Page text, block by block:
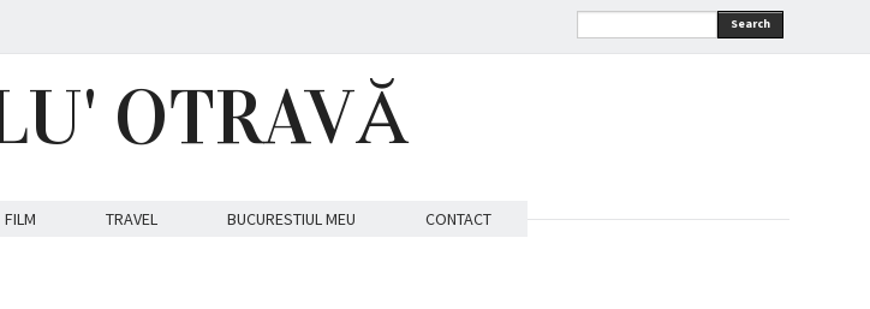
Search
OTRAVĂ
FILM TRAVEL BUCURESTIUL MEU CONTACT